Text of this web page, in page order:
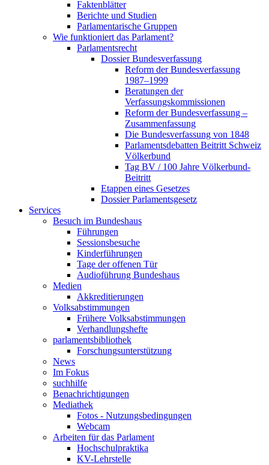
Faktenblätter
Berichte und Studien
Parlamentarische Gruppen
Wie funktioniert das Parlament?
Parlamentsrecht
Dossier Bundesverfassung
Reform der Bundesverfassung
1987–1999
Beratungen der
Verfassungskommissionen
Reform der Bundesverfassung –
Zusammenfassung
Die Bundesverfassung von 1848
Parlamentsdebatten Beitritt Schweiz
Völkerbund
Tag BV / 100 Jahre Völkerbund-
Beitritt
Etappen eines Gesetzes
Dossier Parlamentsgesetz
Services
Besuch im Bundeshaus
Führungen
Sessionsbesuche
Kinderführungen
Tage der offenen Tür
Audioführung Bundeshaus
Medien
Akkreditierungen
Volksabstimmungen
Frühere Volksabstimmungen
Verhandlungshefte
parlamentsbibliothek
Forschungsunterstützung
News
Im Fokus
suchhilfe
Benachrichtigungen
Mediathek
Fotos - Nutzungsbedingungen
Webcam
Arbeiten für das Parlament
Hochschulpraktika
KV-Lehrstelle